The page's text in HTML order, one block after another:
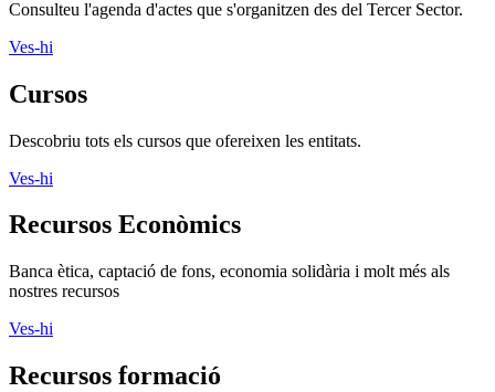
Consulteu l'agenda d'actes que s'organitzen des del Tercer Sector.
Ves-hi
Cursos
Descobriu tots els cursos que ofereixen les entitats.
Ves-hi
Recursos Econòmics
Banca ètica, captació de fons, economia solidària i molt més als
nostres recursos
Ves-hi
Recursos formació